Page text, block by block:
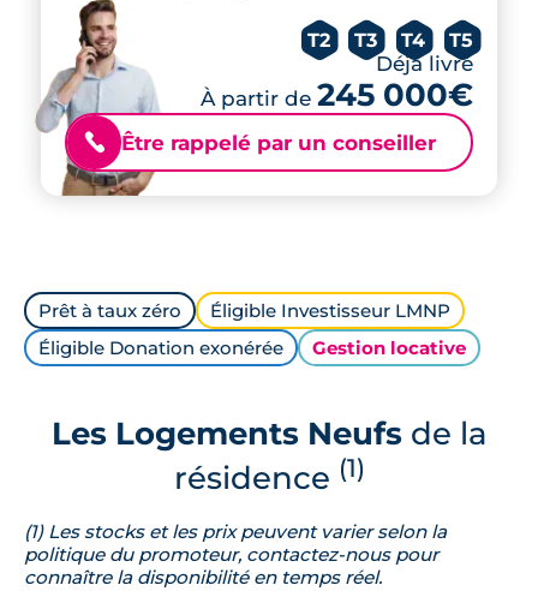
T2 T3 T4 T5
Déjà livré
À partir de 245 000€
📞 Être rappelé par un conseiller
Prêt à taux zéro
Éligible Investisseur LMNP
Éligible Donation exonérée
Gestion locative
Les Logements Neufsde la
résidence (1)
(1) Les stocks et les prix peuvent varier selon la
politique du promoteur, contactez-nous pour
connaître la disponibilité en temps réel.